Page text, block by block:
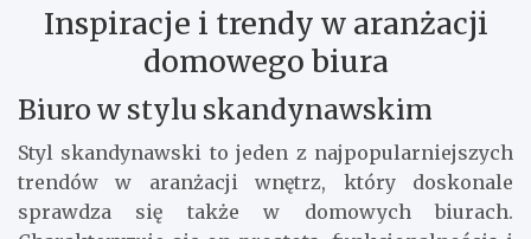
Inspiracje i trendy w aranżacji
domowego biura
Biuro w stylu skandynawskim
Styl skandynawski to jeden z najpopularniejszych
trendów w aranżacji wnętrz, który doskonale
sprawdza się także w domowych biurach.